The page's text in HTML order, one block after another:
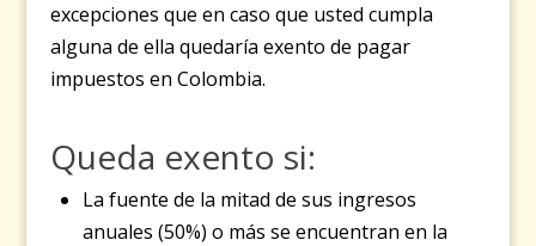
excepciones que en caso que usted cumpla
alguna de ella quedaría exento de pagar
impuestos en Colombia.
Queda exento si:
La fuente de la mitad de sus ingresos
anuales (50%) o más se encuentran en la